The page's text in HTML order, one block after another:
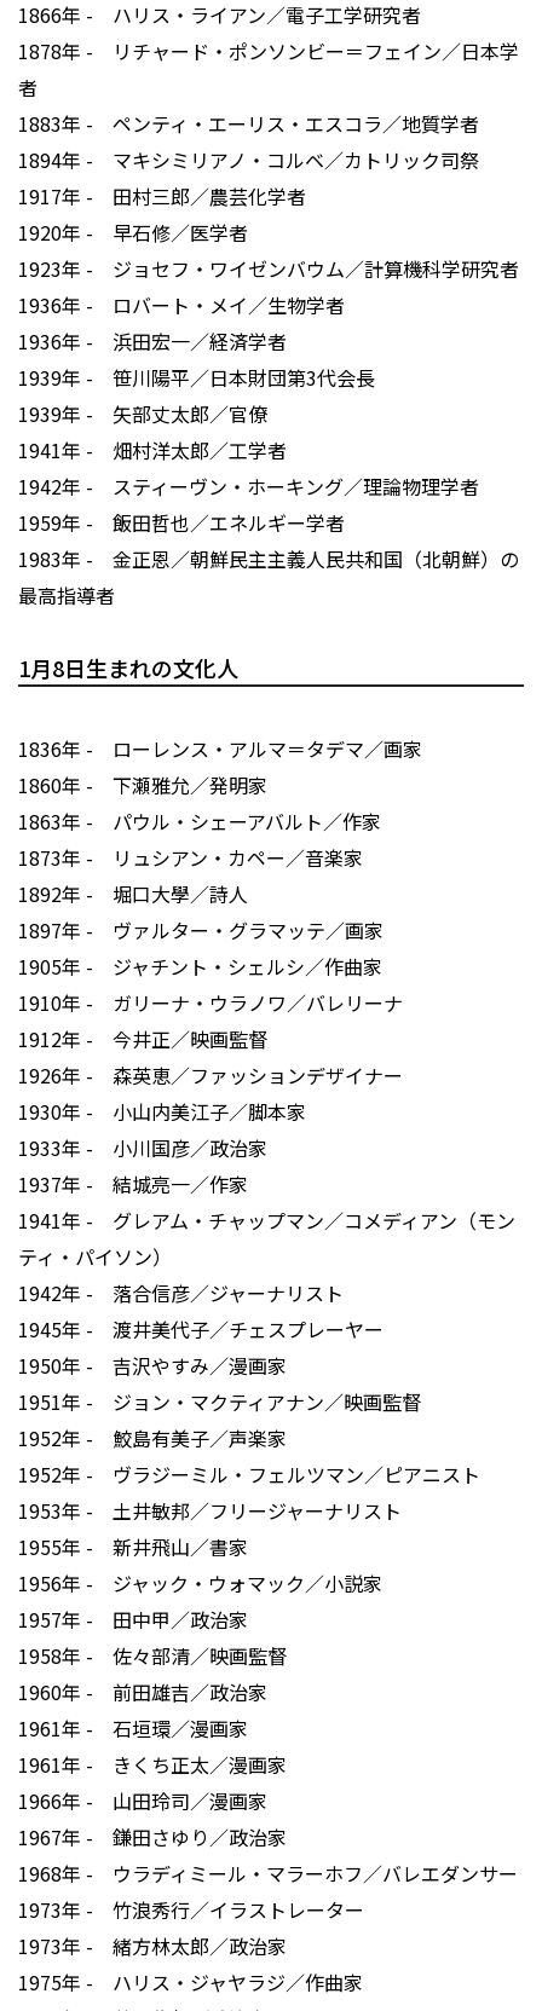
1866年 - ハリス・ライアン／電子工学研究者
1878年 - リチャード・ポンソンビー＝フェイン／日本学
者
1883年 - ペンティ・エーリス・エスコラ／地質学者
1894年 - マキシミリアノ・コルベ／カトリック司祭
1917年 - 田村三郎／農芸化学者
1920年 - 早石修／医学者
1923年 - ジョセフ・ワイゼンバウム／計算機科学研究者
1936年 - ロバート・メイ／生物学者
1936年 - 浜田宏一／経済学者
1939年 - 笹川陽平／日本財団第3代会長
1939年 - 矢部丈太郎／官僚
1941年 - 畑村洋太郎／工学者
1942年 - スティーヴン・ホーキング／理論物理学者
1959年 - 飯田哲也／エネルギー学者
1983年 - 金正恩／朝鮮民主主義人民共和国（北朝鮮）の
最高指導者
1月8日生まれの文化人
1836年 - ローレンス・アルマ＝タデマ／画家
1860年 - 下瀬雅允／発明家
1863年 - パウル・シェーアバルト／作家
1873年 - リュシアン・カペー／音楽家
1892年 - 堀口大學／詩人
1897年 - ヴァルター・グラマッテ／画家
1905年 - ジャチント・シェルシ／作曲家
1910年 - ガリーナ・ウラノワ／バレリーナ
1912年 - 今井正／映画監督
1926年 - 森英恵／ファッションデザイナー
1930年 - 小山内美江子／脚本家
1933年 - 小川国彦／政治家
1937年 - 結城亮一／作家
1941年 - グレアム・チャップマン／コメディアン（モン
ティ・パイソン）
1942年 - 落合信彦／ジャーナリスト
1945年 - 渡井美代子／チェスプレーヤー
1950年 - 吉沢やすみ／漫画家
1951年 - ジョン・マクティアナン／映画監督
1952年 - 鮫島有美子／声楽家
1952年 - ヴラジーミル・フェルツマン／ピアニスト
1953年 - 土井敏邦／フリージャーナリスト
1955年 - 新井飛山／書家
1956年 - ジャック・ウォマック／小説家
1957年 - 田中甲／政治家
1958年 - 佐々部清／映画監督
1960年 - 前田雄吉／政治家
1961年 - 石垣環／漫画家
1961年 - きくち正太／漫画家
1966年 - 山田玲司／漫画家
1967年 - 鎌田さゆり／政治家
1968年 - ウラディミール・マラーホフ／バレエダンサー
1973年 - 竹浪秀行／イラストレーター
1973年 - 緒方林太郎／政治家
1975年 - ハリス・ジャヤラジ／作曲家